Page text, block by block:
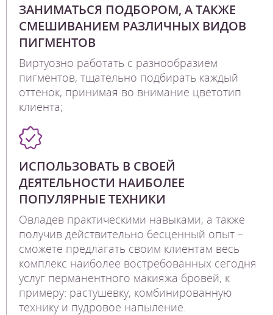
ЗАНИМАТЬСЯ ПОДБОРОМ, А ТАКЖЕ
СМЕШИВАНИЕМ РАЗЛИЧНЫХ ВИДОВ
ПИГМЕНТОВ
Виртуозно работать с разнообразием
пигментов, тщательно подбирать каждый
оттенок, принимая во внимание цветотип
клиента;
ИСПОЛЬЗОВАТЬ В СВОЕЙ
ДЕЯТЕЛЬНОСТИ НАИБОЛЕЕ
ПОПУЛЯРНЫЕ ТЕХНИКИ
Овладев практическими навыками, а также
получив действительно бесценный опыт –
сможете предлагать своим клиентам весь
комплекс наиболее востребованных сегодня
услуг перманентного макияжа бровей, к
примеру: растушевку, комбинированную
технику и пудровое напыление.